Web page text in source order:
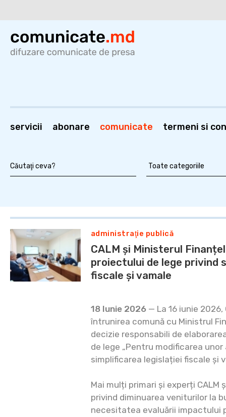
servicii abonare comunicate termeni si
administraţie publică
CALM și Ministerul
proiectului de lege privind
fiscale și vamale
18 Iunie 2026 — La 16 iunie
întrunirea comună cu Ministrul
decizie responsabili de
de lege „Pentru modificarea
simplificarea legislației fiscale și
Mai mulți primari și experți
privind diminuarea veniturilor la
necesitatea evaluării impactului